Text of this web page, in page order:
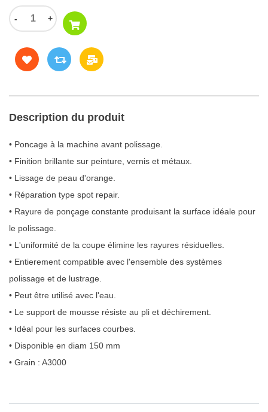
- +
Description du produit
• Poncage à la machine avant polissage.
• Finition brillante sur peinture, vernis et métaux.
• Lissage de peau d'orange.
• Réparation type spot repair.
• Rayure de ponçage constante produisant la surface idéale pour
le polissage.
• L'uniformité de la coupe élimine les rayures résiduelles.
• Entierement compatible avec l'ensemble des systèmes
polissage et de lustrage.
• Peut être utilisé avec l'eau.
• Le support de mousse résiste au pli et déchirement.
• Idéal pour les surfaces courbes.
• Disponible en diam 150 mm
• Grain : A3000